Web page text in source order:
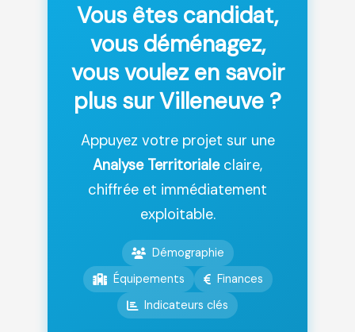
Vous êtes candidat,
vous déménagez,
vous voulez en savoir
plus sur Villeneuve ?
Appuyez votre projet sur une
Analyse Territorialeclaire,
chiffrée et immédiatement
exploitable.
Démographie
Équipements
Finances
Indicateurs clés